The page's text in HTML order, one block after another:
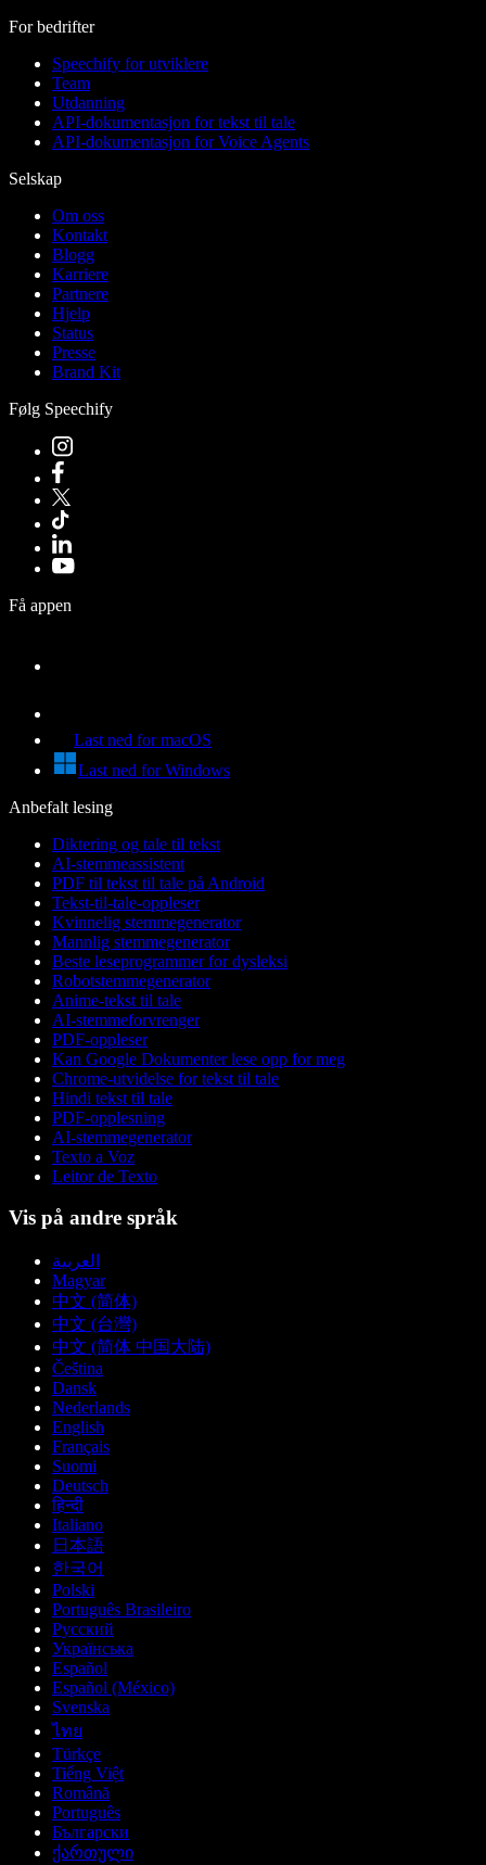
For bedrifter
Speechify for utviklere
Team
Utdanning
API-dokumentasjon for tekst til tale
API-dokumentasjon for Voice Agents
Selskap
Om oss
Kontakt
Blogg
Karriere
Partnere
Hjelp
Status
Presse
Brand Kit
Følg Speechify
Få appen
Last ned for macOS
Last ned for Windows
Anbefalt lesing
Diktering og tale til tekst
AI-stemmeassistent
PDF til tekst til tale på Android
Tekst-til-tale-oppleser
Kvinnelig stemmegenerator
Mannlig stemmegenerator
Beste leseprogrammer for dysleksi
Robotstemmegenerator
Anime-tekst til tale
AI-stemmeforvrenger
PDF-oppleser
Kan Google Dokumenter lese opp for meg
Chrome-utvidelse for tekst til tale
Hindi tekst til tale
PDF-opplesning
AI-stemmegenerator
Texto a Voz
Leitor de Texto
Vis på andre språk
العربية
Magyar
中文 (简体)
中文 (台灣)
中文 (简体 中国大陆)
Čeština
Dansk
Nederlands
English
Français
Suomi
Deutsch
हिन्दी
Italiano
日本語
한국어
Polski
Português Brasileiro
Русский
Українська
Español
Español (México)
Svenska
ไทย
Türkçe
Tiếng Việt
Română
Português
Български
ქართული